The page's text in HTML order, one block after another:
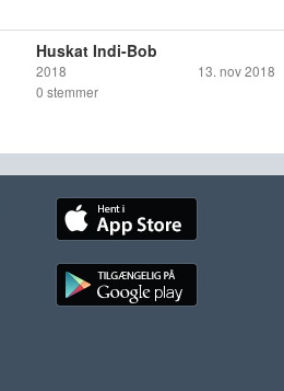
Huskat Indi-Bob
2018
13. nov 2018
0 stemmer